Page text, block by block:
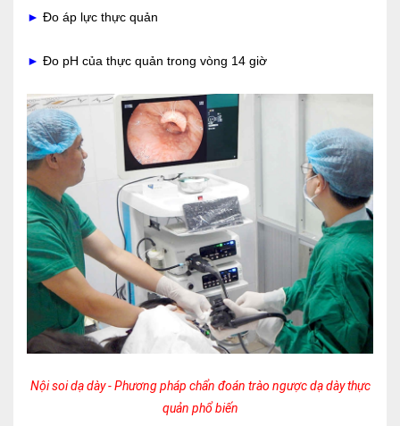
► Đo áp lực thực quản
► Đo pH của thực quản trong vòng 14 giờ
Nội soi dạ dày - Phương pháp chẩn đoán trào ngược dạ dày thực
quản phổ biến